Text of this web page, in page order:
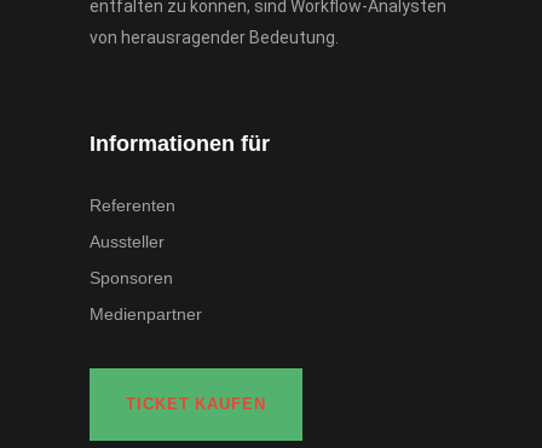
entfalten zu können, sind Workflow-Analysten
von herausragender Bedeutung.
Informationen für
Referenten
Aussteller
Sponsoren
Medienpartner
TICKET KAUFEN